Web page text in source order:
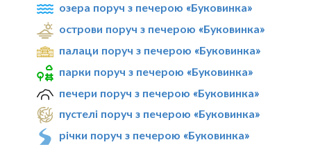
озера поруч з печерою «Буковинка»
острови поруч з печерою «Буковинка»
палаци поруч з печерою «Буковинка»
парки поруч з печерою «Буковинка»
печери поруч з печерою «Буковинка»
пустелі поруч з печерою «Буковинка»
річки поруч з печерою «Буковинка»